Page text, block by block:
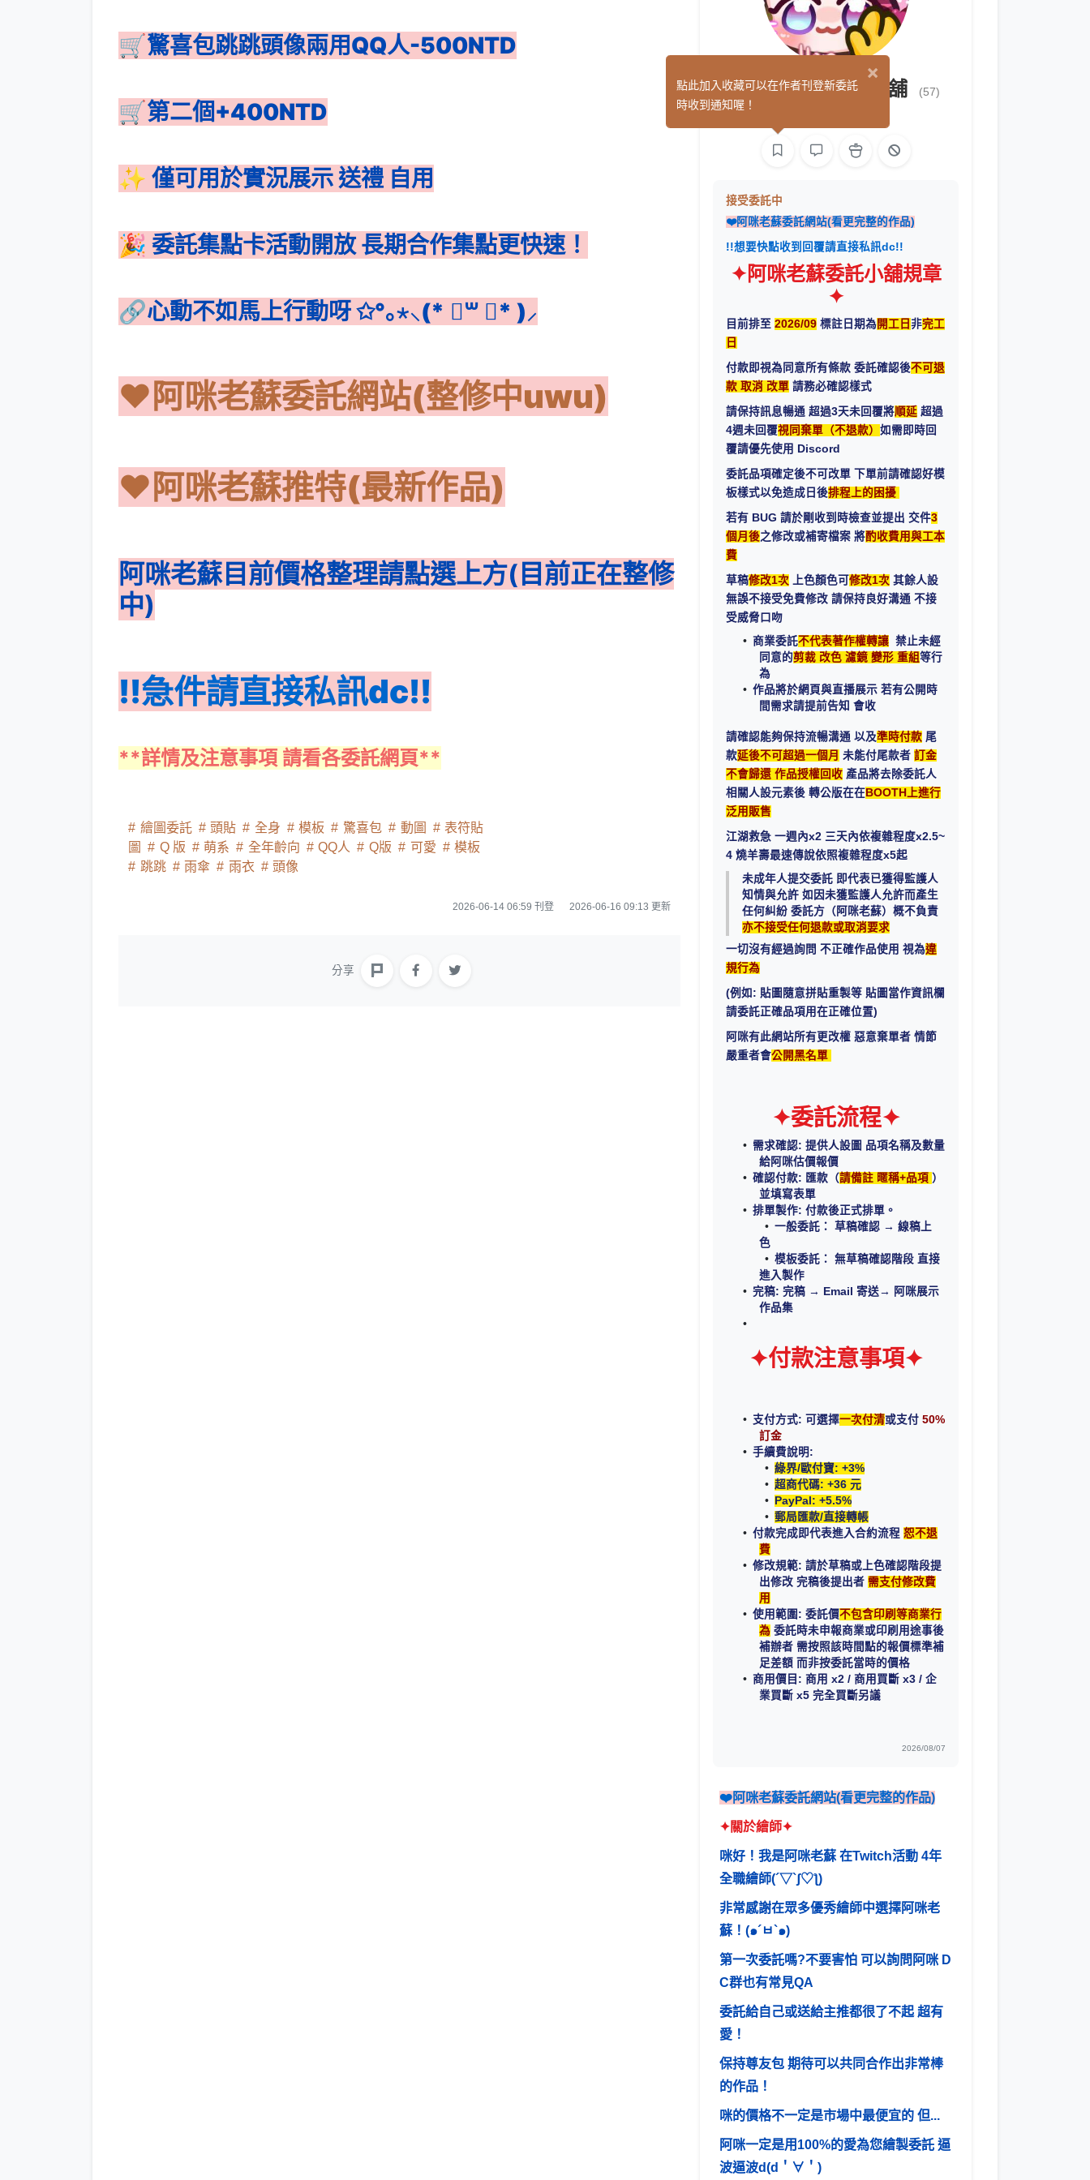
🛒驚喜包跳跳頭像兩用QQ人-500NTD
🛒第二個+400NTD
✨ 僅可用於實況展示 送禮 自用
🎉 委託集點卡活動開放 長期合作集點更快速！
🔗心動不如馬上行動呀 ✩°｡⋆⸜(* ॑꒳ ॑* )⸝
❤️阿咪老蘇委託網站(整修中uwu)
❤️阿咪老蘇推特(最新作品)
阿咪老蘇目前價格整理請點選上方(目前正在整修
中)
!!急件請直接私訊dc!!
**詳情及注意事項 請看各委託網頁**
繪圖委託 頭貼 全身 模板 驚喜包 動圖
表符貼
圖
Q 版 萌系 全年齡向 QQ人 Q版 可愛
模板
跳跳
雨傘 雨衣 頭像
2026-06-14 06:59 刊登 2026-06-16 09:13 更新
分享
阿咪老蘇の繪圖小舖 (57)
接受委託中
❤️阿咪老蘇委託網站(看更完整的作品)
!!想要快點收到回覆請直接私訊dc!!
✦阿咪老蘇委託小舖規章
✦
目前排至2026/09 標註日期為開工日非完工
日
付款即視為同意所有條款 委託確認後不可退
款 取消 改單 請務必確認樣式
請保持訊息暢通 超過3天未回覆將順延 超過
4週未回覆視同棄單（不退款）如需即時回
覆請優先使用 Discord
委託品項確定後不可改單 下單前請確認好模
板樣式以免造成日後排程上的困擾
若有 BUG 請於剛收到時檢查並提出 交件3
個月後之修改或補寄檔案 將酌收費用與工本
費
草稿修改1次 上色顏色可修改1次 其餘人設
無誤不接受免費修改 請保持良好溝通 不接
受威脅口吻
商業委託不代表著作權轉讓 禁止未經
同意的剪裁 改色 濾鏡 變形 重組等行
為
作品將於網頁與直播展示 若有公開時
間需求請提前告知 會收
請確認能夠保持流暢溝通 以及準時付款 尾
款延後不可超過一個月 未能付尾款者訂金
不會歸還 作品授權回收 產品將去除委託人
相關人設元素後 轉公版在在BOOTH上進行
泛用販售
​江湖救急 一週內x2 三天內依複雜程度x2.5~
4 燒羊壽最速傳說依照複雜程度x5起​
未成年人提交委託 即代表已獲得監護人
知情與允許 如因未獲監護人允許而產生
任何糾紛 委託方（阿咪老蘇）概不負責
亦不接受任何退款或取消要求
一切沒有經過詢問 不正確作品使用 視為違
規行為
(例如: 貼圖隨意拼貼重製等 貼圖當作資訊欄
請委託正確品項用在正確位置)
阿咪有此網站所有更改權 惡意棄單者 情節
嚴重者會公開黑名單
✦委託流程✦
需求確認: 提供人設圖 品項名稱及數量
給阿咪估價報價
確認付款: 匯款（請備註 暱稱+品項 ）
並填寫表單
排單製作: 付款後正式排單。
一般委託： 草稿確認 → 線稿上
色
模板委託： 無草稿確認階段 直接
進入製作
完稿: 完稿 → Email 寄送→ 阿咪展示
作品集
✦付款注意事項✦
支付方式: 可選擇一次付清或支付 50%
訂金
手續費說明:
綠界/歐付寶: +3%
超商代碼: +36 元
PayPal: +5.5%
郵局匯款/直接轉帳
付款完成即代表進入合約流程 恕不退
費
修改規範: 請於草稿或上色確認階段提
出修改 完稿後提出者需支付修改費
用
使用範圍: 委託價不包含印刷等商業行
為 委託時未申報商業或印刷用途事後
補辦者 需按照該時間點的報價標準補
足差額 而非按委託當時的價格
商用價目: 商用 x2 / 商用買斷 x3 / 企
業買斷 x5 完全買斷另議
2026/08/07
❤️阿咪老蘇委託網站(看更完整的作品)
✦關於繪師✦
咪好！我是阿咪老蘇 在Twitch活動 4年
全職繪師(´▽`ʃ♡ƪ)
非常感謝在眾多優秀繪師中選擇阿咪老
蘇！(๑´ㅂ`๑)
第一次委託嗎?不要害怕 可以詢問阿咪 D
C群也有常見QA
委託給自己或送給主推都很了不起 超有
愛！
保持尊友包 期待可以共同合作出非常棒
的作品！
咪的價格不一定是市場中最便宜的 但...
阿咪一定是用100%的愛為您繪製委託 逼
波逼波d(d＇∀＇)
×
點此加入收藏可以在作者刊登新委託
時收到通知喔！